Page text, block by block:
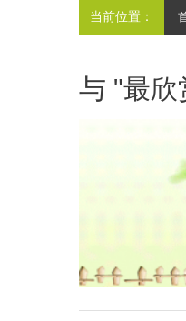
当前位置：
与 "最欣